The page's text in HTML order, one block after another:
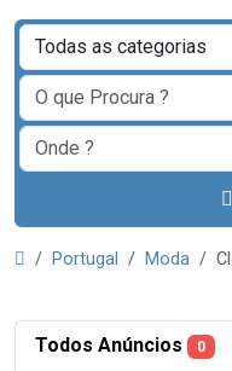
Portugal Moda
Todos Anúncios 0